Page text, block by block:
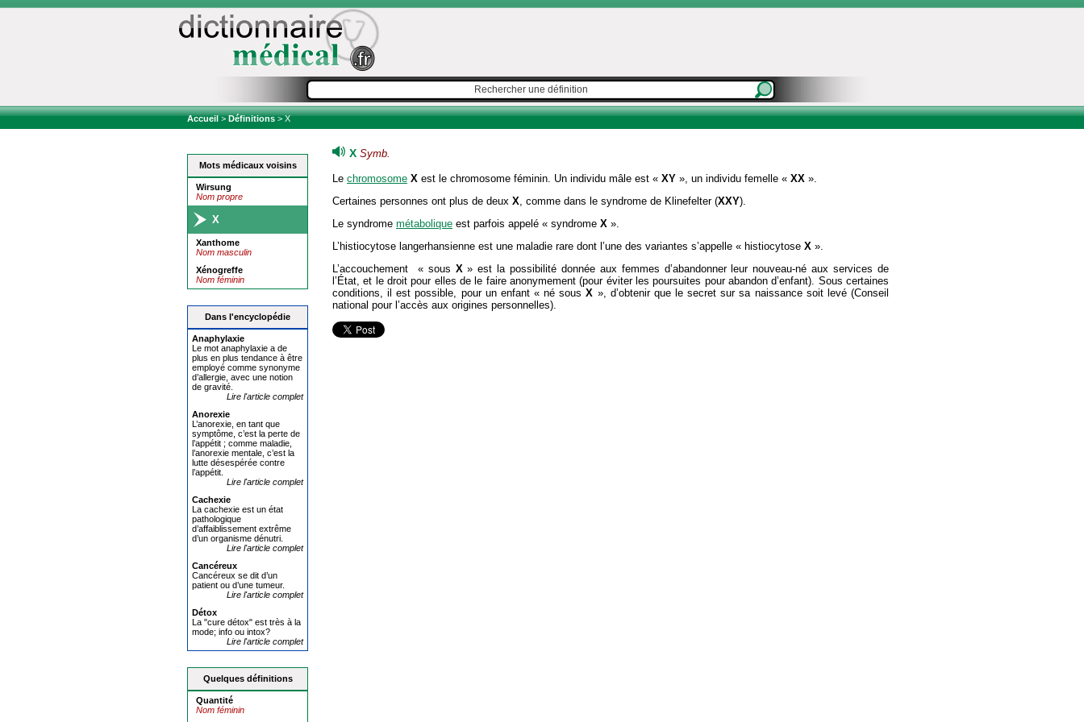
Accueil>Définitions> X
Mots médicaux voisins
Wirsung
Nom propre
X
Xanthome
Nom masculin
Xénogreffe
Nom féminin
Dans l'encyclopédie
Anaphylaxie
Le mot anaphylaxie a de
plus en plus tendance à être
employé comme synonyme
d’allergie, avec une notion
de gravité.
Lire l'article complet
Anorexie
L’anorexie, en tant que
symptôme, c’est la perte de
l’appétit ; comme maladie,
l’anorexie mentale, c’est la
lutte désespérée contre
l’appétit.
Lire l'article complet
Cachexie
La cachexie est un état
pathologique
d’affaiblissement extrême
d’un organisme dénutri.
Lire l'article complet
Cancéreux
Cancéreux se dit d’un
patient ou d’une tumeur.
Lire l'article complet
Détox
La "cure détox" est très à la
mode; info ou intox?
Lire l'article complet
Quelques définitions
Quantité
Nom féminin
X Symb.
Le chromosome X est le chromosome féminin. Un individu mâle est « XY », un individu femelle « XX ».
Certaines personnes ont plus de deux X, comme dans le syndrome de Klinefelter (XXY).
Le syndrome métabolique est parfois appelé « syndrome X ».
L’histiocytose langerhansienne est une maladie rare dont l’une des variantes s’appelle « histiocytose X ».
L’accouchement « sous X» est la possibilité donnée aux femmes d’abandonner leur nouveau-né aux services de
l’État, et le droit pour elles de le faire anonymement (pour éviter les poursuites pour abandon d’enfant). Sous certaines
conditions, il est possible, pour un enfant « né sousX », d’obtenir que le secret sur sa naissance soit levé (Conseil
national pour l’accès aux origines personnelles).